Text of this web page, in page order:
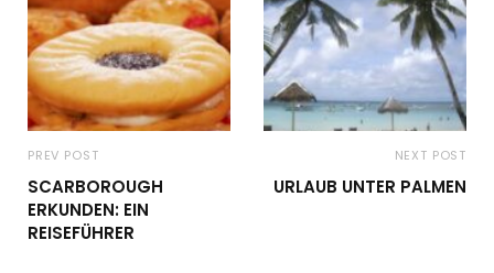
PREV POST
SCARBOROUGH
ERKUNDEN: EIN
REISEFÜHRER
NEXT POST
URLAUB UNTER PALMEN